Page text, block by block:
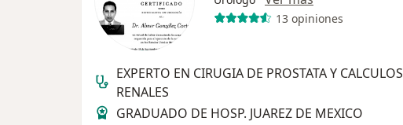
13 opiniones
EXPERTO EN CIRUGIA DE PROSTATA Y CALCULOS
RENALES
GRADUADO DE HOSP. JUAREZ DE MEXICO